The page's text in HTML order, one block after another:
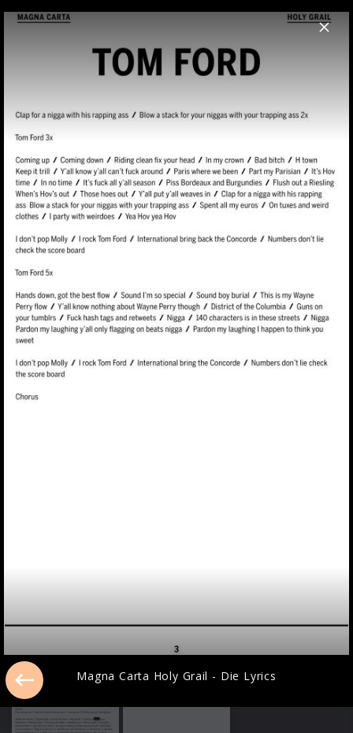
Menu
Home News Musik Videos Fotos
Pressefotos 2013
Magna Carta Holy Grail - Die Lyrics